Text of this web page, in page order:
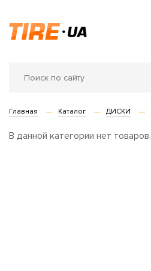
Главная Каталог ДИСКИ
В данной категории нет товаров.